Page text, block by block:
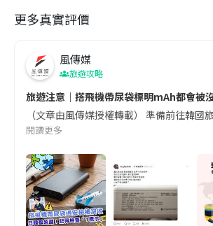
更多真實評價
風傳媒
旅遊攻略
旅遊注意｜搭飛機帶尿袋標明mAh都會被
（文章由風傳媒授權轉載） 準備前往韓
閱讀更多